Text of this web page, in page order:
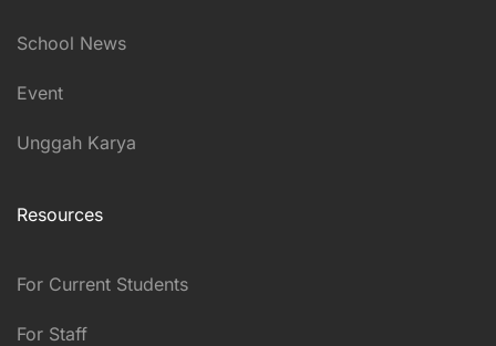
School News
Event
Unggah Karya
Resources
For Current Students
For Staff